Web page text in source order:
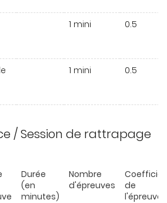
1 mini 0.5
1 mini 0.5
/ Session de rattrapage
Durée
(en
minutes)
Nombre
d'épreuves
de
l'épreuve